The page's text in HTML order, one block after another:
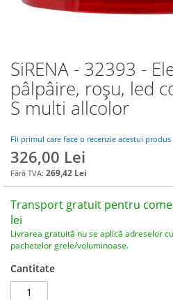
SiRENA - 32393 -
pâlpâire, roșu, led
S multi allcolor
Fii primul care face o recenzie acestui produs
326,00 Lei
269,42 Lei
Transport gratuit pentru
lei
Livrarea gratuită nu se aplică adreselor
pachetelor grele/voluminoase.
Cantitate
Skip
to
the
beginning
the
images
gallery